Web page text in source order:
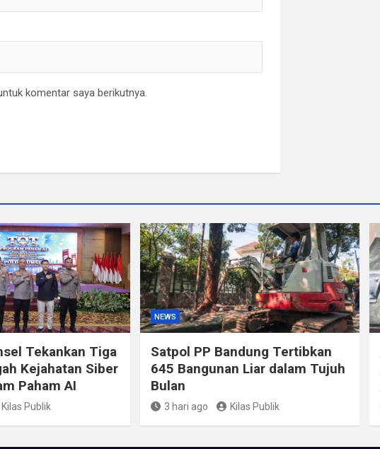
komentar saya berikutnya.
Tekankan Tiga
Kejahatan Siber
Paham AI
Kilas Publik
NEWS
Satpol PP Bandung Tertibkan
645 Bangunan Liar dalam Tujuh
Bulan
3 hari ago Kilas Publik